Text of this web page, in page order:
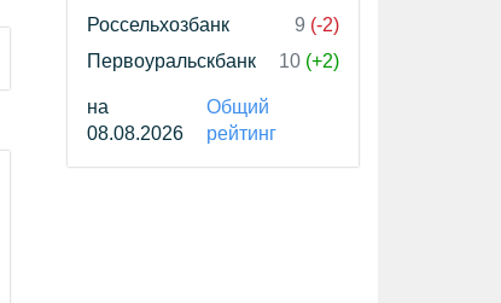
Россельхозбанк
9 (-2)
Первоуральскбанк
10 (+2)
на
08.08.2026
Общий
рейтинг